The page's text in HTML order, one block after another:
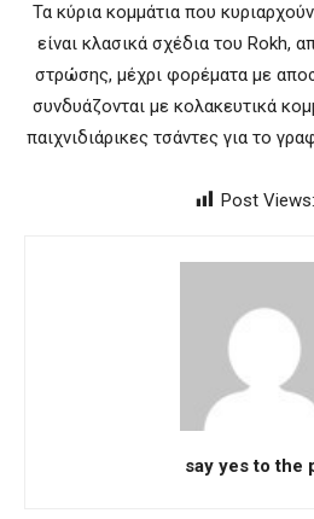
Τα κύρια κομμάτια που
είναι κλασικά σχέδια του Rokh,
στρώσης, μέχρι φορέματα με
συνδυάζονται με κολακευτικά
παιχνιδιάρικες τσάντες για το
Post Views:
say yes to the